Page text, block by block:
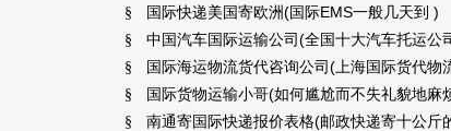
§ 国际快递美国寄欧洲(国际EMS一般几天到 )
§ 中国汽车国际运输公司(全国十大汽车托运公
§ 国际海运物流货代咨询公司(上海国际货代物
§ 国际货物运输小哥(如何尴尬而不失礼貌地麻
§ 南通寄国际快递报价表格(邮政快递寄十公斤